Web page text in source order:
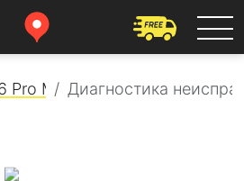
Apple
Pro MaxДиагностика